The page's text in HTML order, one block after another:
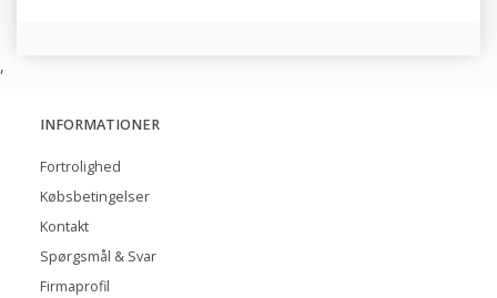
,
INFORMATIONER
Fortrolighed
Købsbetingelser
Kontakt
Spørgsmål & Svar
Firmaprofil